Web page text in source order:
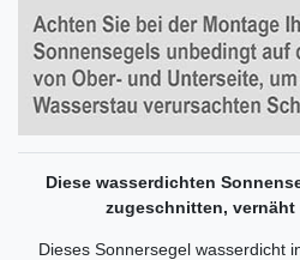
Diese wasserdichten
zugeschnitten,
Dieses Sonnersegel wasserdicht